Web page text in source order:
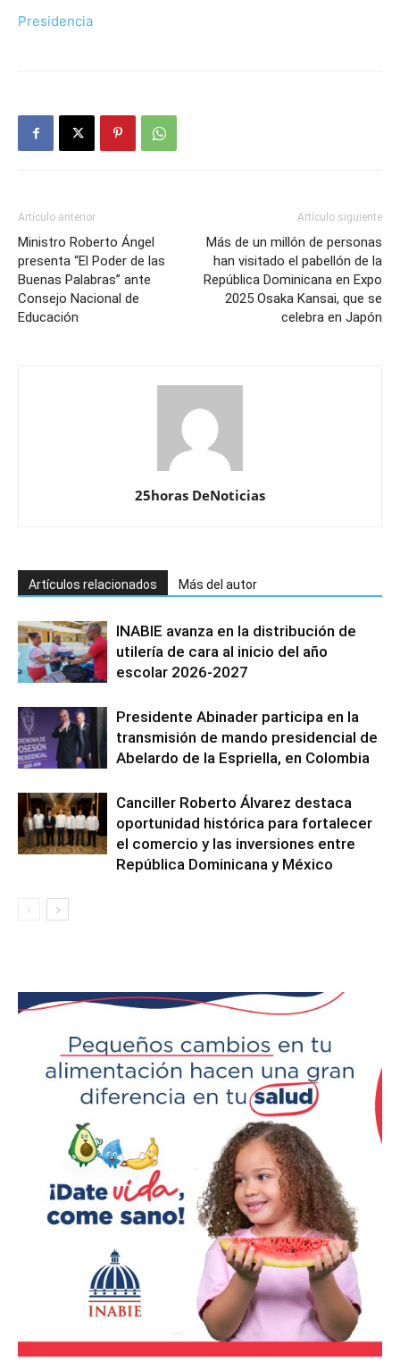
Presidencia
Artículo anterior
Ministro Roberto Ángel
presenta “El Poder de las
Buenas Palabras” ante
Consejo Nacional de
Educación
Artículo siguiente
Más de un millón de personas
han visitado el pabellón de la
República Dominicana en Expo
2025 Osaka Kansai, que se
celebra en Japón
25horas DeNoticias
Artículos relacionados Más del autor
INABIE avanza en la distribución de
utilería de cara al inicio del año
escolar 2026-2027
Presidente Abinader participa en la
transmisión de mando presidencial de
Abelardo de la Espriella, en Colombia
Canciller Roberto Álvarez destaca
oportunidad histórica para fortalecer
el comercio y las inversiones entre
República Dominicana y México